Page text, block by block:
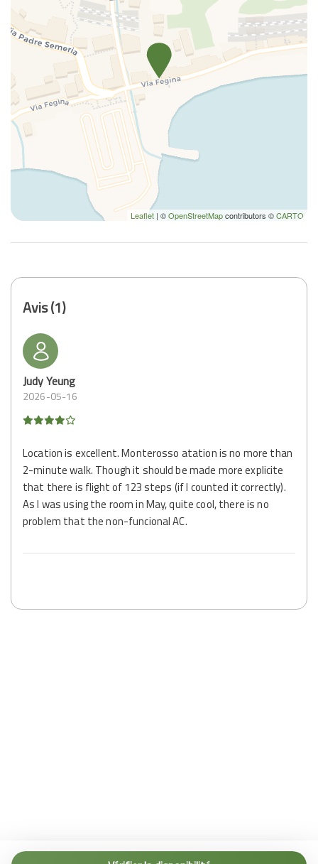
Leaflet | ©OpenStreetMapcontributors ©CARTO
Avis (1)
Judy Yeung
2026-05-16
Location is excellent. Monterosso atation is no more than
2-minute walk. Though it should be made more explicite
that there is flight of 123 steps (if I counted it correctly).
As I was using the room in May, quite cool, there is no
problem that the non-funcional AC.